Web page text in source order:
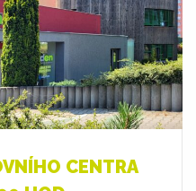
CENTRA